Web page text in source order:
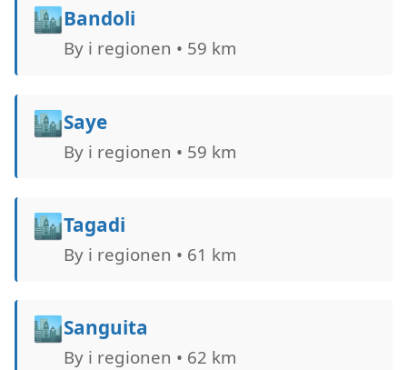
🏙️Bandoli
By i regionen • 59 km
🏙️Saye
By i regionen • 59 km
🏙️Tagadi
By i regionen • 61 km
🏙️Sanguita
By i regionen • 62 km